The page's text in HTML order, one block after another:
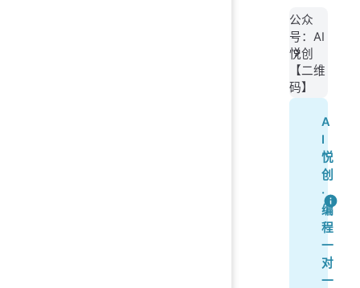
公众
号：AI
悦创
【二维
码】
A
I
悦
创
·
编
程
一
对
一